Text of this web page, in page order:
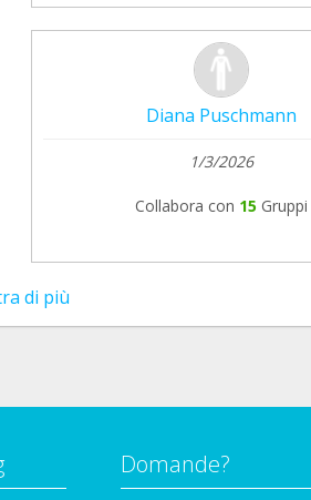
Diana Puschmann
1/3/2026
Collabora con 15 Gruppi
di più
Domande?